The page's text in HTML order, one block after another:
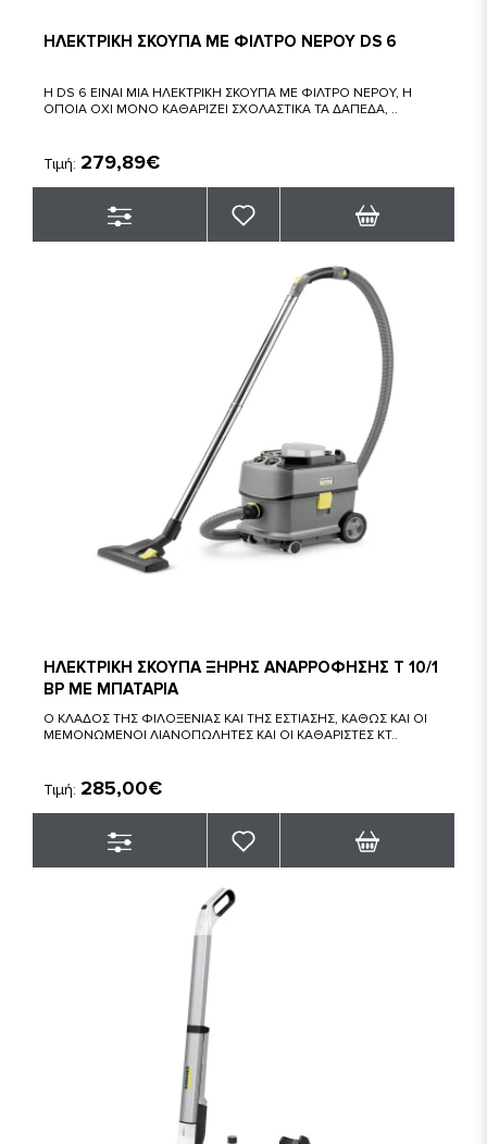
ΗΛΕΚΤΡΙΚΗ ΣΚΟΥΠΑ ΜΕ ΦΙΛΤΡΟ ΝΕΡΟΥ DS 6
Η DS 6 ΕΙΝΑΙ ΜΙΑ ΗΛΕΚΤΡΙΚΗ ΣΚΟΥΠΑ ΜΕ ΦΙΛΤΡΟ ΝΕΡΟΥ, Η
ΟΠΟΙΑ ΟΧΙ ΜΟΝΟ ΚΑΘΑΡΙΖΕΙ ΣΧΟΛΑΣΤΙΚΑ ΤΑ ΔΑΠΕΔΑ, ..
Τιμή: 279,89€
ΗΛΕΚΤΡΙΚΗ ΣΚΟΥΠΑ ΞΗΡΗΣ ΑΝΑΡΡΟΦΗΣΗΣ T 10/1
BP ΜΕ ΜΠΑΤΑΡΙΑ
Ο ΚΛΑΔΟΣ ΤΗΣ ΦΙΛΟΞΕΝΙΑΣ ΚΑΙ ΤΗΣ ΕΣΤΙΑΣΗΣ, ΚΑΘΩΣ ΚΑΙ ΟΙ
ΜΕΜΟΝΩΜΕΝΟΙ ΛΙΑΝΟΠΩΛΗΤΕΣ ΚΑΙ ΟΙ ΚΑΘΑΡΙΣΤΕΣ ΚΤ..
Τιμή: 285,00€